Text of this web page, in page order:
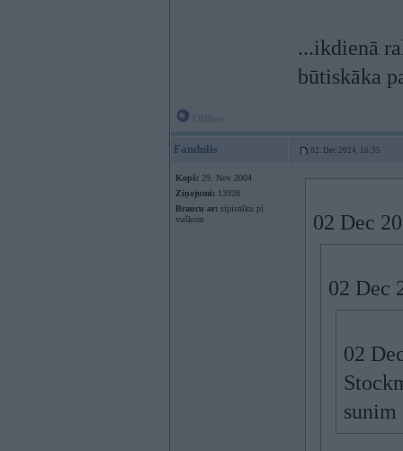
...ikdienā
būtiskāka
Fandulis 02. Dec 2024, 16:35
Kopš: 29. Nov 2004
Ziņojumi: 13928
Braucu ar: sipisnīku pi
vuškom
02 Dec
02 Dec
02